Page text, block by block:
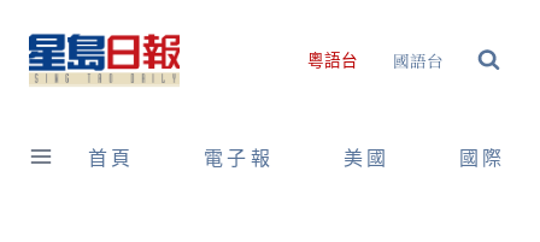
content
粵語台 國語台
首頁 電子報 美國 國際